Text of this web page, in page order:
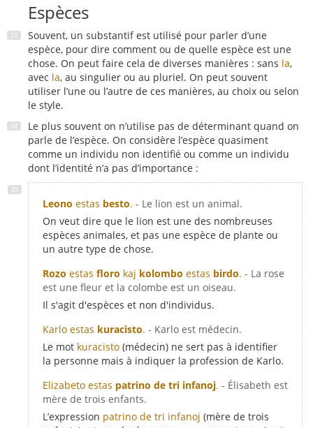
Espèces
Souvent, un substantif est utilisé pour parler d’une
espèce, pour dire comment ou de quelle espèce est une
chose. On peut faire cela de diverses manières : sans la,
avec la, au singulier ou au pluriel. On peut souvent
utiliser l’une ou l’autre de ces manières, au choix ou selon
le style.
Le plus souvent on n’utilise pas de déterminant quand on
parle de l’espèce. On considère l’espèce quasiment
comme un individu non identifié ou comme un individu
dont l’identité n’a pas d’importance :
Leono estas besto. - Le lion est un animal.
On veut dire que le lion est une des nombreuses
espèces animales, et pas une espèce de plante ou
un autre type de chose.
Rozo estas floro kaj kolombo estas birdo. - La rose
est une fleur et la colombe est un oiseau.
Il s'agit d'espèces et non d'individus.
Karlo estas kuracisto. - Karlo est médecin.
Le mot kuracisto (médecin) ne sert pas à identifier
la personne mais à indiquer la profession de Karlo.
Elizabeto estas patrino de tri infanoj. - Élisabeth est
mère de trois enfants.
L’expression patrino de tri infanoj (mère de trois